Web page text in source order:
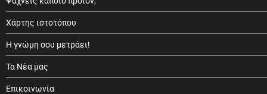
Χάρτης ιστοτόπου
Η γνώμη σου μετράει!
Τα Νέα μας
Επικοινωνία